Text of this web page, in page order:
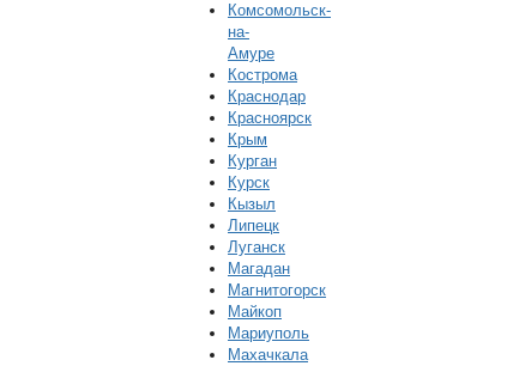
Комсомольск-
на-
Амуре
Кострома
Краснодар
Красноярск
Крым
Курган
Курск
Кызыл
Липецк
Луганск
Магадан
Магнитогорск
Майкоп
Мариуполь
Махачкала